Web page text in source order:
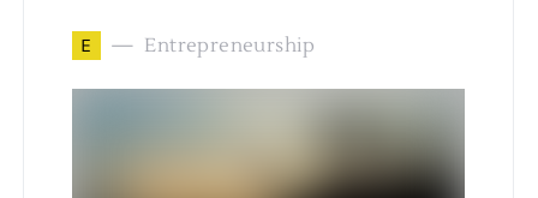
E Entrepreneurship